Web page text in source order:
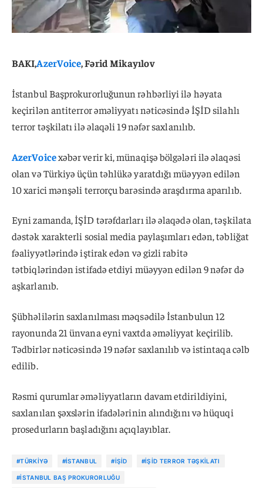
BAKI,AzerVoice, Fərid Mikayılov
İstanbul Başprokurorluğunun rəhbərliyi ilə həyata
keçirilən antiterror əməliyyatı nəticəsində İŞİD silahlı
terror təşkilatı ilə əlaqəli 19 nəfər saxlanılıb.
AzerVoicexəbər verir ki, münaqişə bölgələri ilə əlaqəsi
olan və Türkiyə üçün təhlükə yaratdığı müəyyən edilən
10 xarici mənşəli terrorçu barəsində araşdırma aparılıb.
Eyni zamanda, İŞİD tərəfdarları ilə əlaqədə olan, təşkilata
dəstək xarakterli sosial media paylaşımları edən, təbliğat
fəaliyyətlərində iştirak edən və gizli rabitə
tətbiqlərindən istifadə etdiyi müəyyən edilən 9 nəfər də
aşkarlanıb.
Şübhəlilərin saxlanılması məqsədilə İstanbulun 12
rayonunda 21 ünvana eyni vaxtda əməliyyat keçirilib.
Tədbirlər nəticəsində 19 nəfər saxlanılıb və istintaqa cəlb
edilib.
Rəsmi qurumlar əməliyyatların davam etdirildiyini,
saxlanılan şəxslərin ifadələrinin alındığını və hüquqi
prosedurların başladığını açıqlayıblar.
#TÜRKIYƏ #İSTANBUL #İŞİD #İŞİD TERROR TƏŞKILATI
#İSTANBUL BAŞ PROKURORLUĞU